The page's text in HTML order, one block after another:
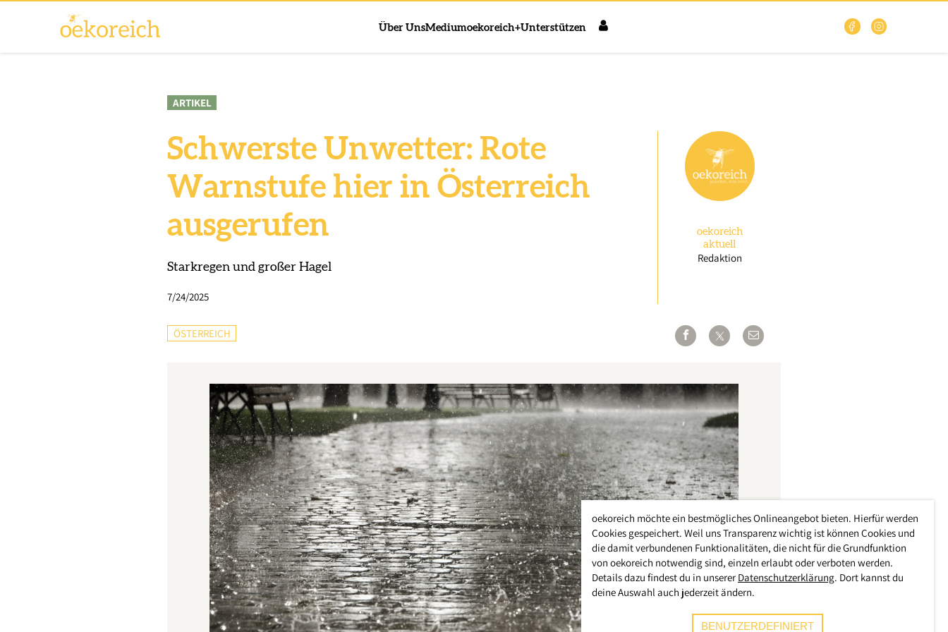
Über UnsMediumoekoreich+Unterstützen
ARTIKEL
Schwerste Unwetter: Rote
Warnstufe hier in Österreich
ausgerufen
Starkregen und großer Hagel
7/24/2025
oekoreich
aktuell
Redaktion
ÖSTERREICH
oekoreich möchte ein bestmögliches Onlineangebot bieten. Hierfür werden
Cookies gespeichert. Weil uns Transparenz wichtig ist können Cookies und
die damit verbundenen Funktionalitäten, die nicht für die Grundfunktion
von oekoreich notwendig sind, einzeln erlaubt oder verboten werden.
Details dazu findest du in unserer Datenschutzerklärung. Dort kannst du
deine Auswahl auch jederzeit ändern.
BENUTZERDEFINIERT